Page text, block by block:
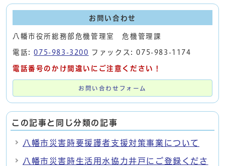
お問い合わせ
八幡市役所総務部危機管理室 危機管理課
電話:075-983-3200 ファックス: 075-983-1174
電話番号のかけ間違いにご注意ください！
お問い合わせフォーム
この記事と同じ分類の記事
八幡市災害時要援護者支援対策事業について
八幡市災害時生活用水協力井戸にご登録くださ